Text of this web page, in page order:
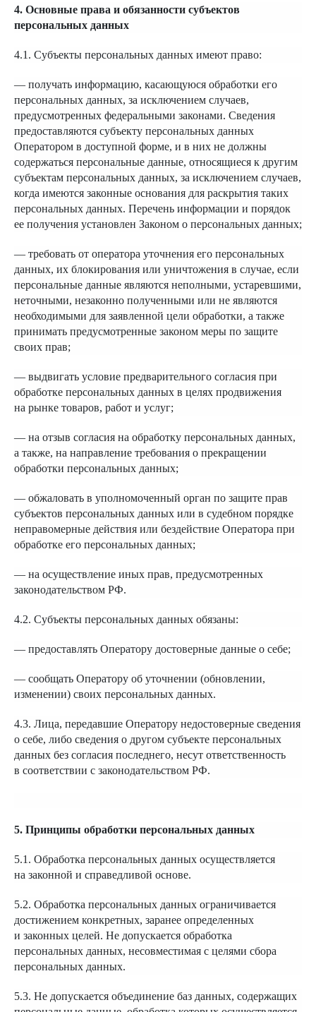
4. Основные права и обязанности субъектов
персональных данных
4.1. Субъекты персональных данных имеют право:
— получать информацию, касающуюся обработки его
персональных данных, за исключением случаев,
предусмотренных федеральными законами. Сведения
предоставляются субъекту персональных данных
Оператором в доступной форме, и в них не должны
содержаться персональные данные, относящиеся к другим
субъектам персональных данных, за исключением случаев,
когда имеются законные основания для раскрытия таких
персональных данных. Перечень информации и порядок
ее получения установлен Законом о персональных данных;
— требовать от оператора уточнения его персональных
данных, их блокирования или уничтожения в случае, если
персональные данные являются неполными, устаревшими,
неточными, незаконно полученными или не являются
необходимыми для заявленной цели обработки, а также
принимать предусмотренные законом меры по защите
своих прав;
— выдвигать условие предварительного согласия при
обработке персональных данных в целях продвижения
на рынке товаров, работ и услуг;
— на отзыв согласия на обработку персональных данных,
а также, на направление требования о прекращении
обработки персональных данных;
— обжаловать в уполномоченный орган по защите прав
субъектов персональных данных или в судебном порядке
неправомерные действия или бездействие Оператора при
обработке его персональных данных;
— на осуществление иных прав, предусмотренных
законодательством РФ.
4.2. Субъекты персональных данных обязаны:
— предоставлять Оператору достоверные данные о себе;
— сообщать Оператору об уточнении (обновлении,
изменении) своих персональных данных.
4.3. Лица, передавшие Оператору недостоверные сведения
о себе, либо сведения о другом субъекте персональных
данных без согласия последнего, несут ответственность
в соответствии с законодательством РФ.
5. Принципы обработки персональных данных
5.1. Обработка персональных данных осуществляется
на законной и справедливой основе.
5.2. Обработка персональных данных ограничивается
достижением конкретных, заранее определенных
и законных целей. Не допускается обработка
персональных данных, несовместимая с целями сбора
персональных данных.
5.3. Не допускается объединение баз данных, содержащих